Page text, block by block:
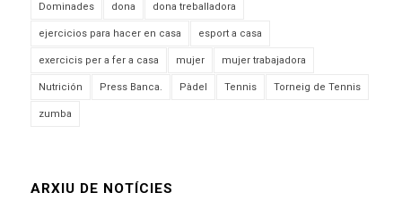
Dominades dona dona treballadora
ejercicios para hacer en casa esport a casa
exercicis per a fer a casa mujer mujer trabajadora
Nutrición Press Banca. Pàdel Tennis Torneig de Tennis
zumba
ARXIU DE NOTÍCIES